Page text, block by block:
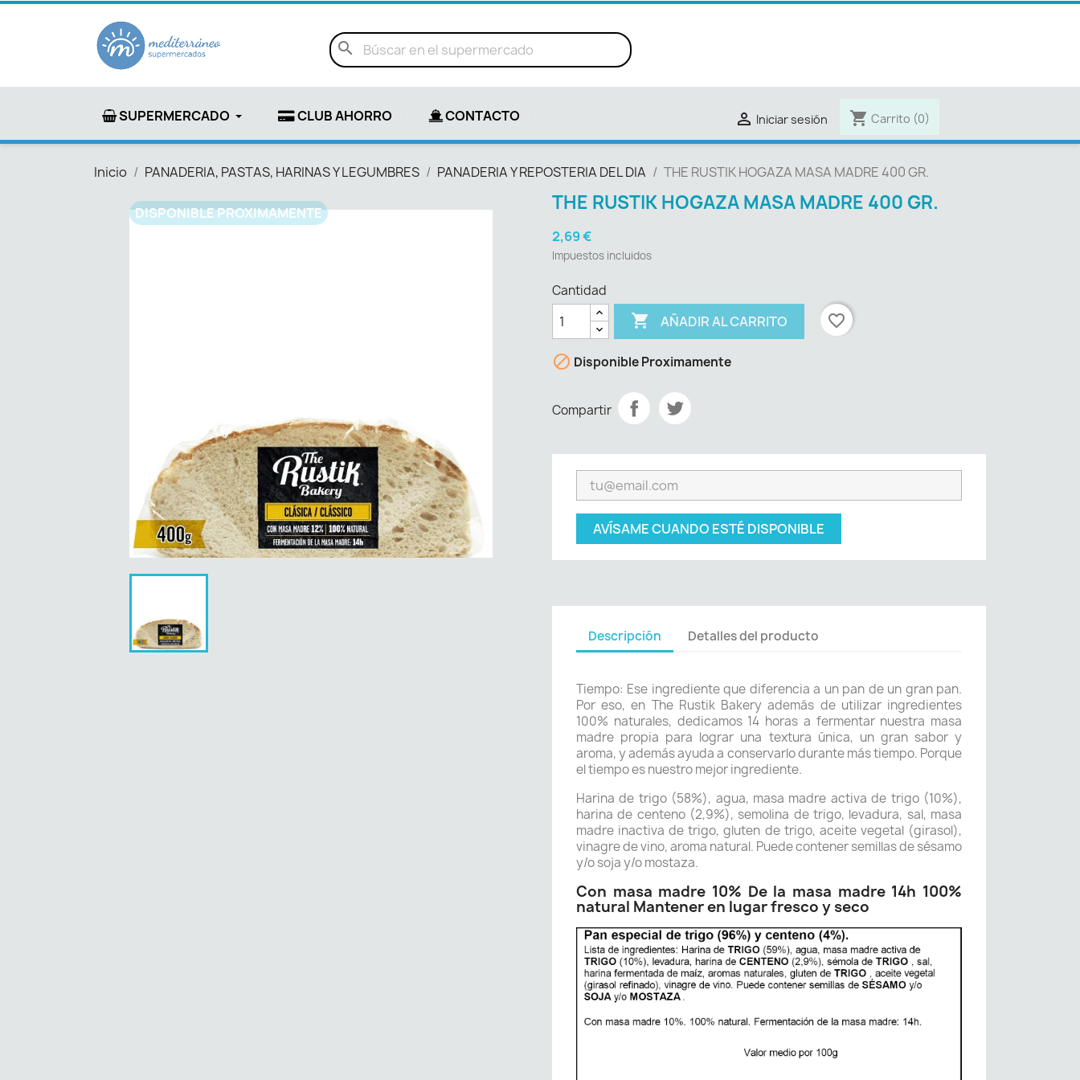
 Iniciar sesión shopping_cart Carrito (0)
search
SUPERMERCADO CLUB AHORRO CONTACTO
Inicio PANADERIA, PASTAS, HARINAS Y LEGUMBRES PANADERIA Y REPOSTERIA DEL DIA THE RUSTIK HOGAZA MASA MADRE 400 GR.
DISPONIBLE PROXIMAMENTE THE RUSTIK HOGAZA MASA MADRE 400 GR.
2,69 €
Impuestos incluidos
Cantidad
 AÑADIR AL CARRITO favorite_border
 Disponible Proximamente
Compartir
AVÍSAME CUANDO ESTÉ DISPONIBLE
Descripción Detalles del producto
Tiempo: Ese ingrediente que diferencia a un pan de un gran pan.
Por eso, en The Rustik Bakery además de utilizar ingredientes
100% naturales, dedicamos 14 horas a fermentar nuestra masa
madre propia para lograr una textura única, un gran sabor y
aroma, y además ayuda a conservarlo durante más tiempo. Porque
el tiempo es nuestro mejor ingrediente.
Harina de trigo (58%), agua, masa madre activa de trigo (10%),
harina de centeno (2,9%), semolina de trigo, levadura, sal, masa
madre inactiva de trigo, gluten de trigo, aceite vegetal (girasol),
vinagre de vino, aroma natural. Puede contener semillas de sésamo
y/o soja y/o mostaza.
Con masa madre 10% De la masa madre 14h 100%
natural Mantener en lugar fresco y seco